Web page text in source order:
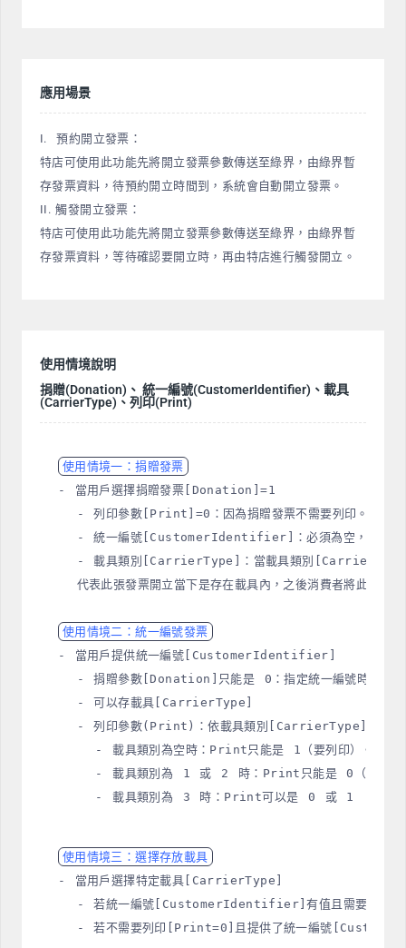
應用場景
I. 預約開立發票：
特店可使用此功能先將開立發票參數傳送至綠界，由綠界暫
存發票資料，待預約開立時間到，系統會自動開立發票。
II. 觸發開立發票：
特店可使用此功能先將開立發票參數傳送至綠界，由綠界暫
存發票資料，等待確認要開立時，再由特店進行觸發開立。
使用情境說明
捐贈(Donation)、 統一編號(CustomerIdentifier)、載具
(CarrierType)、列印(Print)
使用情境一：捐贈發票
- 當用戶選擇捐贈發票[Donation]=1
  - 列印參數[Print]=0：因為捐贈發票不需要列印。
- 統一編號[CustomerIdentifier]：必須為空，捐贈時
- 載具類別[CarrierType]：當載具類別
代表此張發票開立當下是存在載具內，之後消費者將此張發
使用情境二：統一編號發票
- 當用戶提供統一編號[CustomerIdentifier]
- 捐贈參數[Donation]只能是 0：指定統一編號時，不能
  - 可以存載具[CarrierType]
  - 列印參數(Print)：依載具類別[CarrierType]而定
    - 載具類別為空時：Print只能是 1（要列印）。
- 載具類別為 1 或 2 時：Print只能是 0（不列印
    - 載具類別為 3 時：Print
可以是 0 或 1
使用情境三：選擇存放載具
- 當用戶選擇特定載具[CarrierType]
- 若統一編號[CustomerIdentifier]有值且需要列印
- 若不需要列印[Print=0]且提供了統一編號